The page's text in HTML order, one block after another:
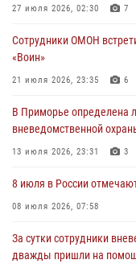
Росгвардейцы в
28 июля 2026, 05:39
В Международный День
службе
27 июля 2026, 02:30
27 июля 2026, 02:30 7
Сотрудники ОМОН
«Воин»
21 июля 2026, 23:35 6
В Приморье определена
вневедомственной
13 июля 2026, 23:31 3
8 июля в России
08 июля 2026, 07:58
За сутки сотрудники
дважды пришли на